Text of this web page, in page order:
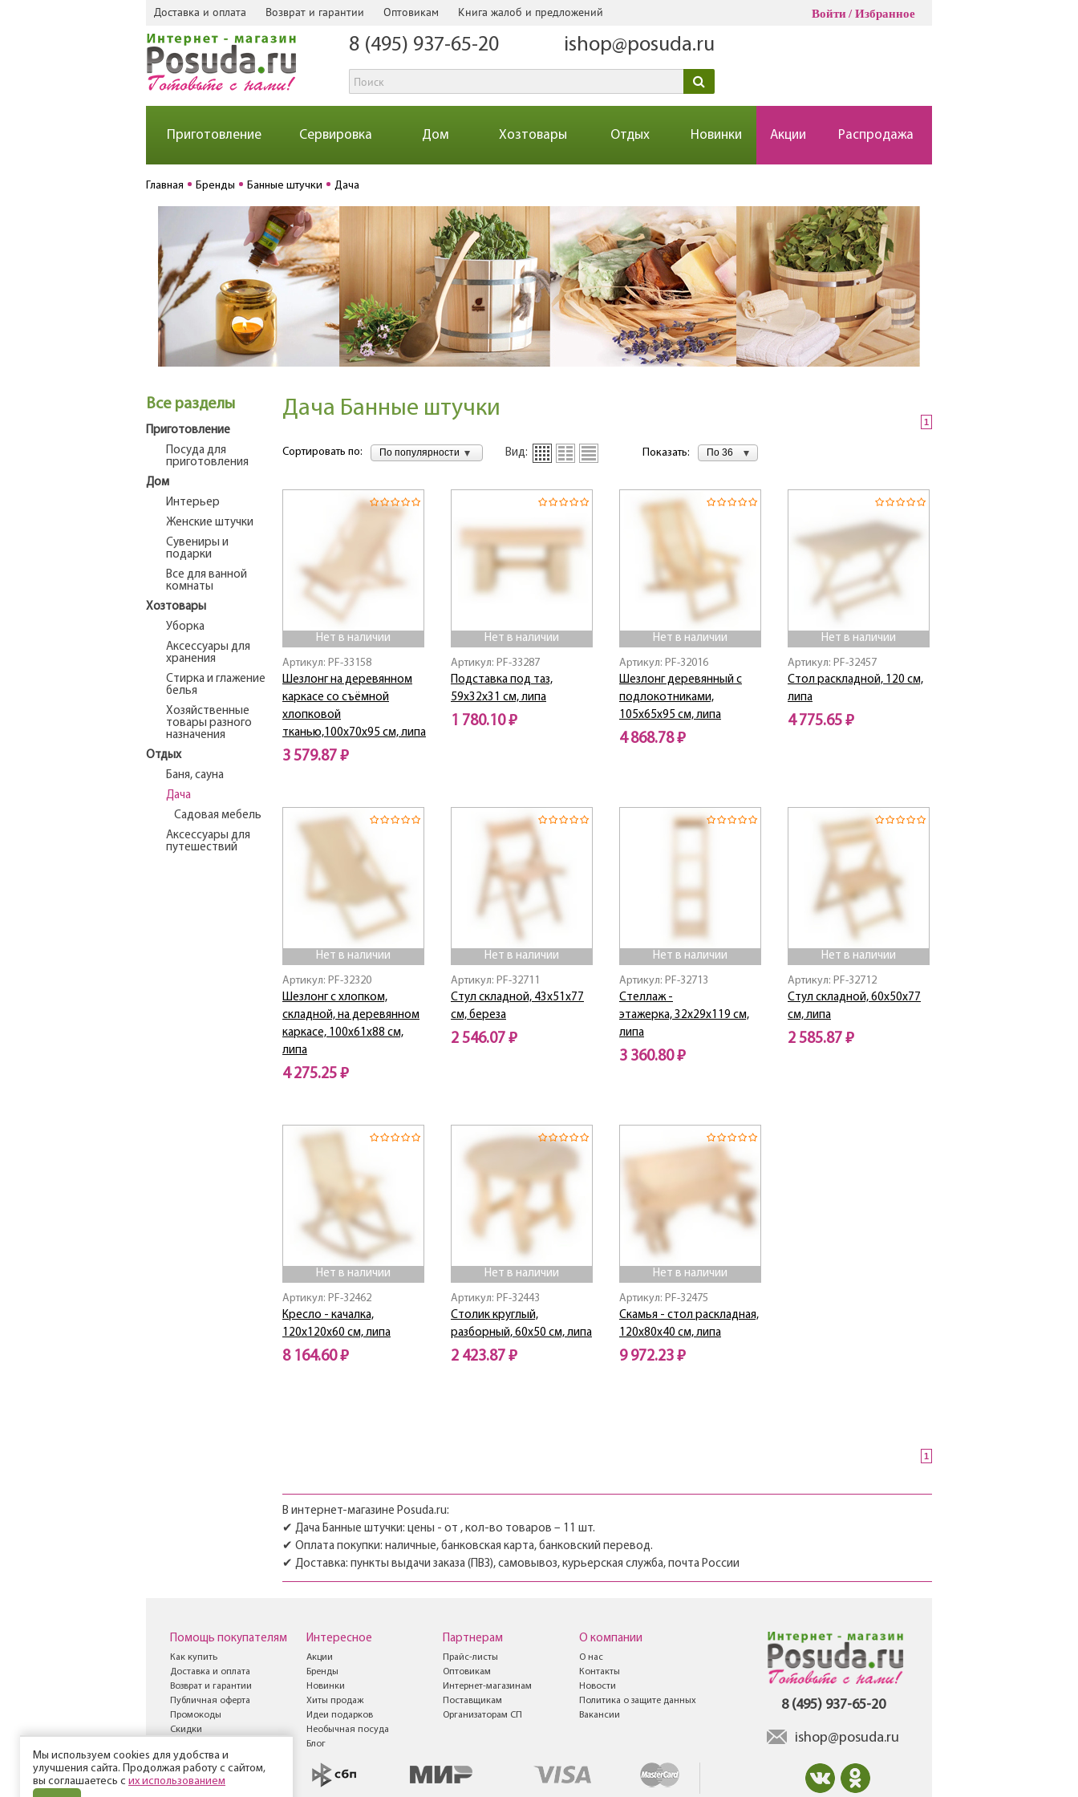
Доставка и оплата Возврат и гарантии Оптовикам Книга жалоб и предложений Войти Избранное
8 (495) 937-65-20 ishop@posuda.ru
Приготовление Сервировка Дом Хозтовары Отдых Новинки Акции Распродажа
Главная Бренды Банные штучки Дача
Все разделы
Приготовление
Посуда для
приготовления
Дом
Интерьер
Женские штучки
Сувениры и
подарки
Все для ванной
комнаты
Хозтовары
Уборка
Аксессуары для
хранения
Стирка и глажение
белья
Хозяйственные
товары разного
назначения
Отдых
Баня, сауна
Дача
Садовая мебель
Аксессуары для
путешествий
Дача Банные штучки
1
Сортировать по: По популярности Вид: Показать: По 36
Нет в наличии
Артикул: PF-33158
Шезлонг на деревянном
каркасе со съёмной
хлопковой
тканью,100х70х95 см, липа
3 579.87 ₽
Нет в наличии
Артикул: PF-33287
Подставка под таз,
59х32х31 см, липа
1 780.10 ₽
Нет в наличии
Артикул: PF-32016
Шезлонг деревянный с
подлокотниками,
105х65х95 см, липа
4 868.78 ₽
Нет в наличии
Артикул: PF-32457
Стол раскладной, 120 см,
липа
4 775.65 ₽
Нет в наличии
Артикул: PF-32320
Шезлонг с хлопком,
складной, на деревянном
каркасе, 100х61х88 см,
липа
4 275.25 ₽
Нет в наличии
Артикул: PF-32711
Стул складной, 43х51х77
см, береза
2 546.07 ₽
Нет в наличии
Артикул: PF-32713
Стеллаж -
этажерка, 32х29х119 см,
липа
3 360.80 ₽
Нет в наличии
Артикул: PF-32712
Стул складной, 60х50х77
см, липа
2 585.87 ₽
Нет в наличии
Артикул: PF-32462
Кресло - качалка,
120х120х60 см, липа
8 164.60 ₽
Нет в наличии
Артикул: PF-32443
Столик круглый,
разборный, 60х50 см, липа
2 423.87 ₽
Нет в наличии
Артикул: PF-32475
Скамья - стол раскладная,
120х80х40 см, липа
9 972.23 ₽
1
В интернет-магазине Posuda.ru:
✔ Дача Банные штучки: цены - от , кол-во товаров – 11 шт.
✔ Оплата покупки: наличные, банковская карта, банковский перевод.
✔ Доставка: пункты выдачи заказа (ПВЗ), самовывоз, курьерская служба, почта России
8 (495) 937-65-20
ishop@posuda.ru
Помощь покупателям
Как купить
Доставка и оплата
Возврат и гарантии
Публичная оферта
Промокоды
Скидки
предложений
Интересное
Акции
Бренды
Новинки
Хиты продаж
Идеи подарков
Необычная посуда
Блог
Партнерам
Прайс-листы
Оптовикам
Интернет-магазинам
Поставщикам
Организаторам СП
О компании
О нас
Контакты
Новости
Политика о защите данных
Вакансии
Мы используем cookies для удобства и
улучшения сайта. Продолжая работу с сайтом,
вы соглашаетесь с их использованием